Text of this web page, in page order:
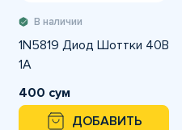
В наличии
1N5819 Диод Шоттки 40В
1А
400 сум
ДОБАВИТЬ